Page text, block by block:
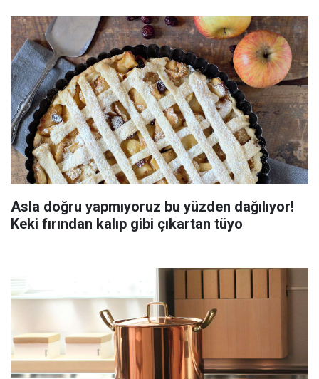
Asla doğru yapmıyoruz bu yüzden dağılıyor!
Keki fırından kalıp gibi çıkartan tüyo